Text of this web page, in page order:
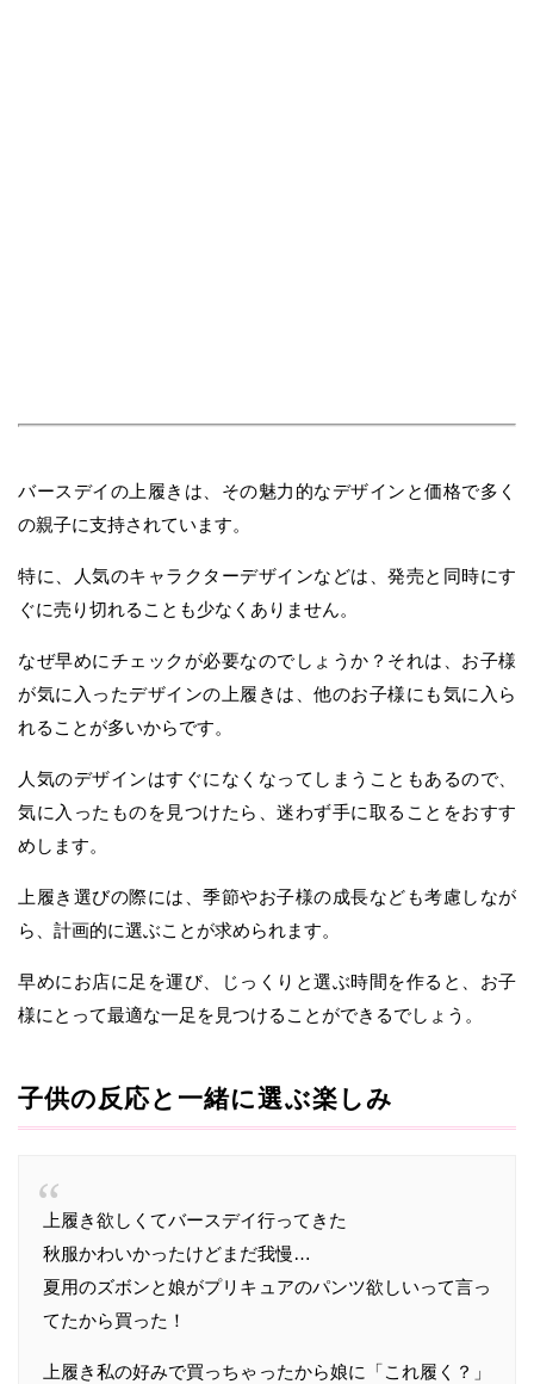
バースデイの上履きは、その魅力的なデザインと価格で多く
の親子に支持されています。
特に、人気のキャラクターデザインなどは、発売と同時にす
ぐに売り切れることも少なくありません。
なぜ早めにチェックが必要なのでしょうか？それは、お子様
が気に入ったデザインの上履きは、他のお子様にも気に入ら
れることが多いからです。
人気のデザインはすぐになくなってしまうこともあるので、
気に入ったものを見つけたら、迷わず手に取ることをおすす
めします。
上履き選びの際には、季節やお子様の成長なども考慮しなが
ら、計画的に選ぶことが求められます。
早めにお店に足を運び、じっくりと選ぶ時間を作ると、お子
様にとって最適な一足を見つけることができるでしょう。
子供の反応と一緒に選ぶ楽しみ
上履き欲しくてバースデイ行ってきた
秋服かわいかったけどまだ我慢…
夏用のズボンと娘がプリキュアのパンツ欲しいって言っ
てたから買った！
上履き私の好みで買っちゃったから娘に「これ履く？」